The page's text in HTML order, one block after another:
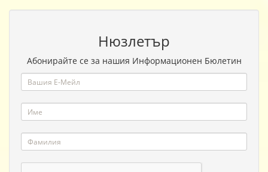
Нюзлетър
Абонирайте се за нашия Информационен Бюлетин